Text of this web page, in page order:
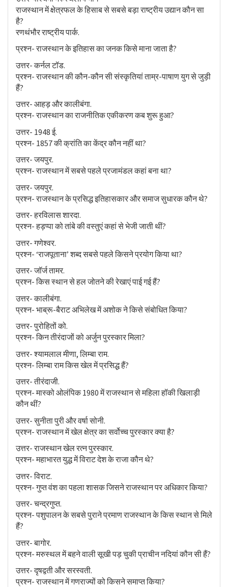
राजस्थान में क्षेत्रफल के हिसाब से सबसे बड़ा राष्ट्रीय उद्यान कौन सा
है?
रणथंभौर राष्ट्रीय पार्क.
प्रश्न- राजस्थान के इतिहास का जनक किसे माना जाता है?
उत्तर- कर्नल टॉड.
प्रश्न- राजस्थान की कौन-कौन सी संस्कृतियां ताम्र-पाषाण युग से जुड़ी
हैं?
उत्तर- आहड़ और कालीबंगा.
प्रश्न- राजस्थान का राजनीतिक एकीकरण कब शुरू हुआ?
उत्तर- 1948 ई.
प्रश्न- 1857 की क्रांति का केंद्र कौन नहीं था?
उत्तर- जयपुर.
प्रश्न- राजस्थान में सबसे पहले प्रजामंडल कहां बना था?
उत्तर- जयपुर.
प्रश्न- राजस्थान के प्रसिद्ध इतिहासकार और समाज सुधारक कौन थे?
उत्तर- हरविलास शारदा.
प्रश्न- हड़प्पा को तांबे की वस्तुएं कहां से भेजी जाती थीं?
उत्तर- गणेश्वर.
प्रश्न- ‘राजपूताना’ शब्द सबसे पहले किसने प्रयोग किया था?
उत्तर- जॉर्ज तामर.
प्रश्न- किस स्थान से हल जोतने की रेखाएं पाई गई हैं?
उत्तर- कालीबंगा.
प्रश्न- भाब्रू-बैराट अभिलेख में अशोक ने किसे संबोधित किया?
उत्तर- पुरोहितों को.
प्रश्न- किन तीरंदाजों को अर्जुन पुरस्कार मिला?
उत्तर- श्यामलाल मीणा, लिम्बा राम.
प्रश्न- लिम्बा राम किस खेल में प्रसिद्ध हैं?
उत्तर- तीरंदाजी.
प्रश्न- मास्को ओलंपिक 1980 में राजस्थान से महिला हॉकी खिलाड़ी
कौन थीं?
उत्तर- सुनीता पुरी और वर्षा सोनी.
प्रश्न- राजस्थान में खेल क्षेत्र का सर्वोच्च पुरस्कार क्या है?
उत्तर- राजस्थान खेल रत्न पुरस्कार.
प्रश्न- महाभारत युद्ध में विराट देश के राजा कौन थे?
उत्तर- विराट.
प्रश्न- गुप्त वंश का पहला शासक जिसने राजस्थान पर अधिकार किया?
उत्तर- चन्द्रगुप्त.
प्रश्न- पशुपालन के सबसे पुराने प्रमाण राजस्थान के किस स्थान से मिले
हैं?
उत्तर- बागोर.
प्रश्न- मरुस्थल में बहने वाली सूखी पड़ चुकी प्राचीन नदियां कौन सी हैं?
उत्तर- दृषद्वती और सरस्वती.
प्रश्न- राजस्थान में गणराज्यों को किसने समाप्त किया?